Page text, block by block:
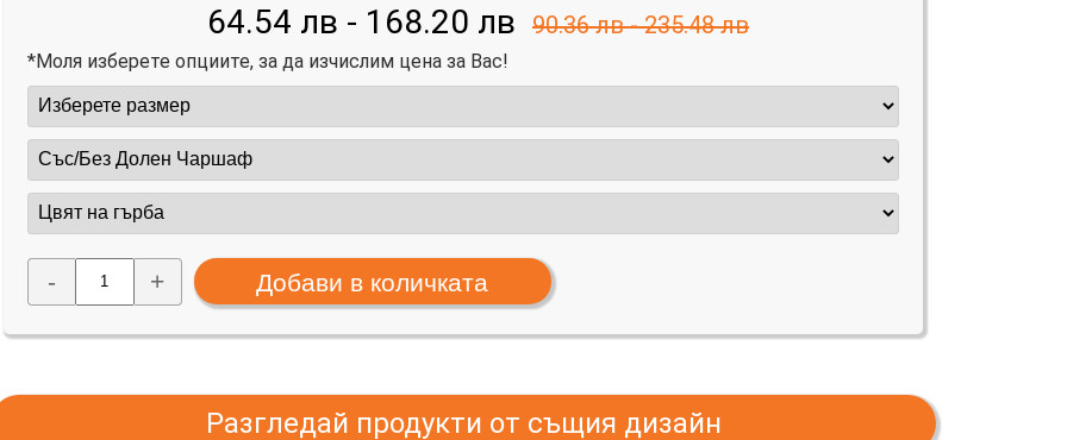
64.54 лв - 168.20 лв 90.36 лв - 235.48 лв
*Моля изберете опциите, за да изчислим цена за Вас!
- +
Разгледай продукти от същия дизайн